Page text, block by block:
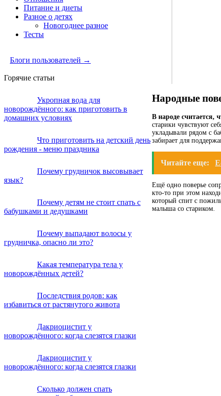
Питание и диеты
Разное о детях
Новогоднее разное
Тесты
Блоги пользователей →
Горячие статьи
Укропная вода для
новорождённого: как приготовить в
домашних условиях
Что приготовить на детский день
рождения - меню праздника
Почему грудничок высовывает
язык?
Почему детям не стоит спать с
бабушками и дедушками
Почему выпадают волосы у
грудничка, опасно ли это?
Какая температура тела у
новорождённых детей?
Последствия родов: как
избавиться от растянутого живота
Дакриоцистит у
новорождённого: когда слезятся глазки
Дакриоцистит у
новорождённого: когда слезятся глазки
Сколько должен спать
Народные
В народе
старики чувствуют
укладывали рядом с
забирает для
Читайте еще:
Ещё одно поверье
кто-то при этом
который спит с
малыша со стариком.